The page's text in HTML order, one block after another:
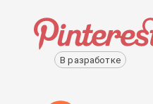
В разработке